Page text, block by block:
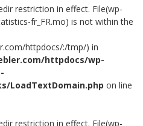
restriction in effect. File(wp-
fr_FR.mo) is not within the
httpdocs/:/tmp/) in
httpdocs/wp-
LoadTextDomain.php on line
restriction in effect. File(wp-